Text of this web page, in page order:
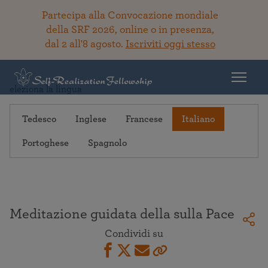
Partecipa alla Convocazione mondiale
della SRF 2026, online o in presenza,
dal 2 all'8 agosto. Iscriviti oggi stesso
eleziona la lingua
Tedesco Inglese Francese Italiano
Portoghese Spagnolo
Meditazione guidata della sulla Pace
Condividi su